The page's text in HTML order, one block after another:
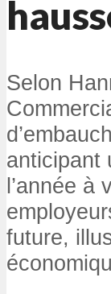
Selon
anticipant
l’année à
future,